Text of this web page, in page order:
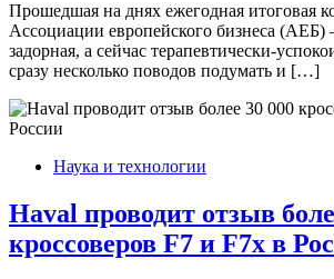
Прошедшая на днях ежегодная итоговая
Ассоциации европейского бизнеса
задорная, а сейчас терапевтически-
сразу несколько поводов подумать и […]
Наука и технологии
Haval проводит отзыв
кроссоверов F7 и F7x в